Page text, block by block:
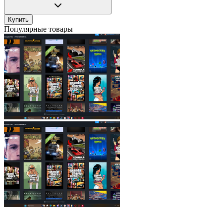
Купить
Популярные товары